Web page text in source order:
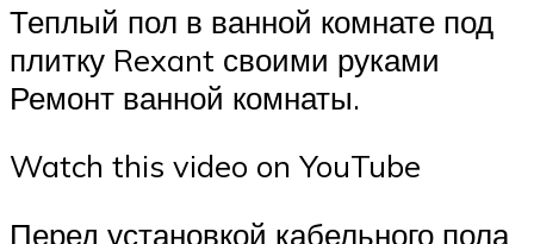
Теплый пол в ванной комнате под
плитку Rexant своими руками
Ремонт ванной комнаты.
Watch this video on YouTube
Перед установкой кабельного пола